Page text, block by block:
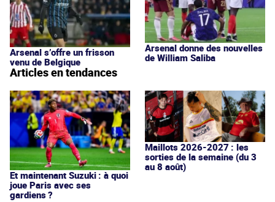
Arsenal s’offre un frisson
venu de Belgique
Arsenal donne des nouvelles
de William Saliba
Articles en tendances
Et maintenant Suzuki : à quoi
joue Paris avec ses
gardiens ?
Maillots 2026-2027 : les
sorties de la semaine (du 3
au 8 août)